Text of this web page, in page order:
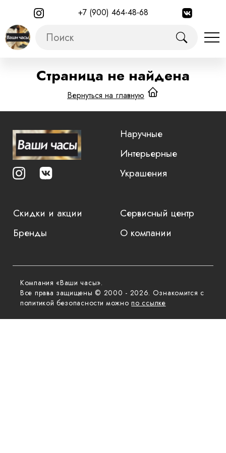
+7 (900) 464-48-68
Страница не найдена
Вернуться на главную
Наручные
Интерьерные
Украшения
Скидки и акции
Бренды
Сервисный центр
О компании
Компания «Ваши часы».
Все права защищены © 2000 - 2026. Ознакомится с
политикой безопасности можнопо ссылке